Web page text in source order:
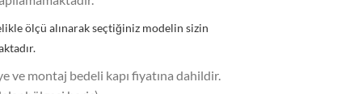
ölçü alınarak seçtiğiniz modelin sizin
ve montaj bedeli kapı fiyatına dahildir.